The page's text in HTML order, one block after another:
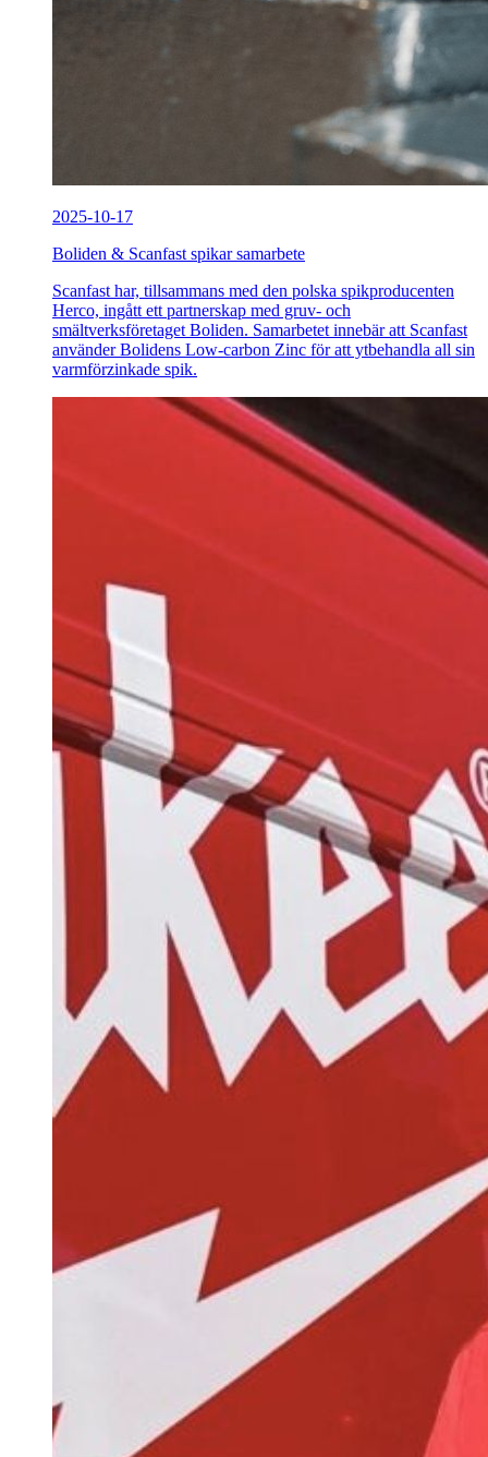
2025-10-17
Boliden & Scanfast spikar samarbete
Scanfast har, tillsammans med den polska spikproducenten
Herco, ingått ett partnerskap med gruv- och
smältverksföretaget Boliden. Samarbetet innebär att Scanfast
använder Bolidens Low-carbon Zinc för att ytbehandla all sin
varmförzinkade spik.